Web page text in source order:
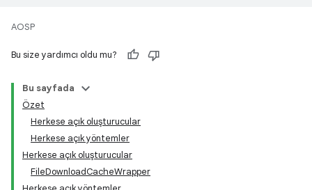
AOSP
Bu size yardımcı oldu mu?
Bu sayfada
Özet
Herkese açık oluşturucular
Herkese açık yöntemler
Herkese açık oluşturucular
FileDownloadCacheWrapper